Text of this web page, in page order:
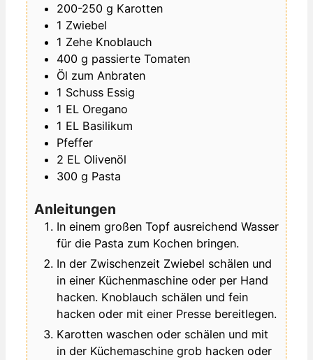
200-250 g Karotten
1 Zwiebel
1 Zehe Knoblauch
400 g passierte Tomaten
Öl zum Anbraten
1 Schuss Essig
1 EL Oregano
1 EL Basilikum
Pfeffer
2 EL Olivenöl
300 g Pasta
Anleitungen
In einem großen Topf ausreichend Wasser
für die Pasta zum Kochen bringen.
In der Zwischenzeit Zwiebel schälen und
in einer Küchenmaschine oder per Hand
hacken. Knoblauch schälen und fein
hacken oder mit einer Presse bereitlegen.
Karotten waschen oder schälen und mit
in der Küchemaschine grob hacken oder